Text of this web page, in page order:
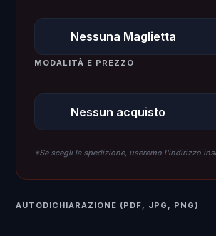
MODALITÀ E PREZZO
*Se scegli la spedizione, useremo l'indirizzo
AUTODICHIARAZIONE (PDF, JPG, PNG)